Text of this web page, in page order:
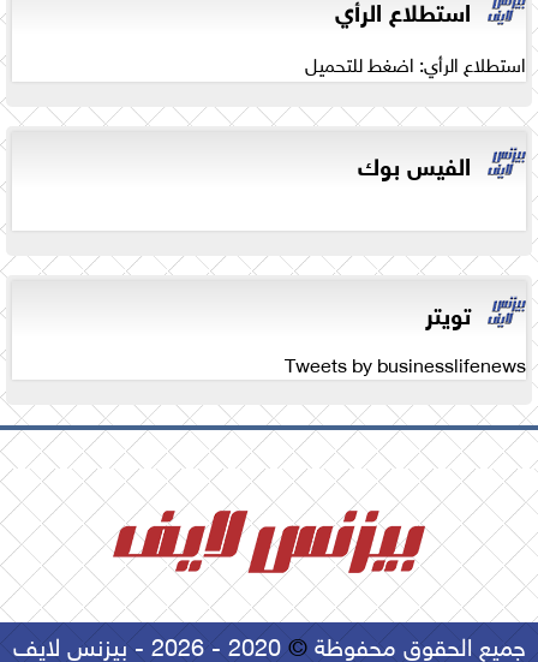
استطلاع الرأي
استطلاع الرأي: اضغط للتحميل
الفيس بوك
تويتر
Tweets by businesslifenews
جميع الحقوق محفوظة©2020 - 2026 - بيزنس لايف